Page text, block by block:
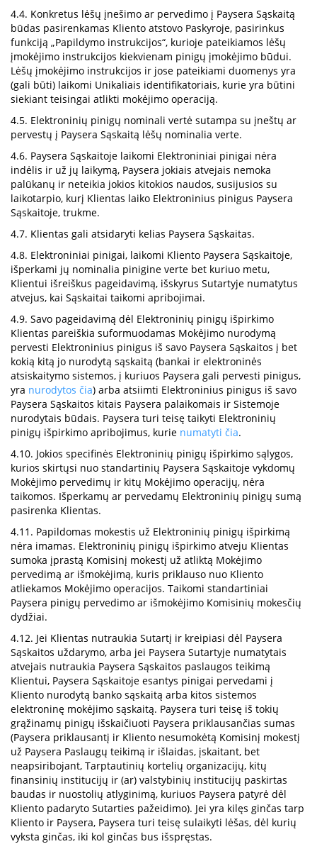
4.4. Konkretus lėšų įnešimo ar pervedimo į Paysera Sąskaitą
būdas pasirenkamas Kliento atstovo Paskyroje, pasirinkus
funkciją „Papildymo instrukcijos“, kurioje pateikiamos lėšų
įmokėjimo instrukcijos kiekvienam pinigų įmokėjimo būdui.
Lėšų įmokėjimo instrukcijos ir jose pateikiami duomenys yra
(gali būti) laikomi Unikaliais identifikatoriais, kurie yra būtini
siekiant teisingai atlikti mokėjimo operaciją.
4.5. Elektroninių pinigų nominali vertė sutampa su įneštų ar
pervestų į Paysera Sąskaitą lėšų nominalia verte.
4.6. Paysera Sąskaitoje laikomi Elektroniniai pinigai nėra
indėlis ir už jų laikymą, Paysera jokiais atvejais nemoka
palūkanų ir neteikia jokios kitokios naudos, susijusios su
laikotarpio, kurį Klientas laiko Elektroninius pinigus Paysera
Sąskaitoje, trukme.
4.7. Klientas gali atsidaryti kelias Paysera Sąskaitas.
4.8. Elektroniniai pinigai, laikomi Kliento Paysera Sąskaitoje,
išperkami jų nominalia pinigine verte bet kuriuo metu,
Klientui išreiškus pageidavimą, išskyrus Sutartyje numatytus
atvejus, kai Sąskaitai taikomi apribojimai.
4.9. Savo pageidavimą dėl Elektroninių pinigų išpirkimo
Klientas pareiškia suformuodamas Mokėjimo nurodymą
pervesti Elektroninius pinigus iš savo Paysera Sąskaitos į bet
kokią kitą jo nurodytą sąskaitą (bankai ir elektroninės
atsiskaitymo sistemos, į kuriuos Paysera gali pervesti pinigus,
yra nurodytos čia) arba atsiimti Elektroninius pinigus iš savo
Paysera Sąskaitos kitais Paysera palaikomais ir Sistemoje
nurodytais būdais. Paysera turi teisę taikyti Elektroninių
pinigų išpirkimo apribojimus, kurie numatyti čia.
4.10. Jokios specifinės Elektroninių pinigų išpirkimo sąlygos,
kurios skirtųsi nuo standartinių Paysera Sąskaitoje vykdomų
Mokėjimo pervedimų ir kitų Mokėjimo operacijų, nėra
taikomos. Išperkamų ar pervedamų Elektroninių pinigų sumą
pasirenka Klientas.
4.11. Papildomas mokestis už Elektroninių pinigų išpirkimą
nėra imamas. Elektroninių pinigų išpirkimo atveju Klientas
sumoka įprastą Komisinį mokestį už atliktą Mokėjimo
pervedimą ar išmokėjimą, kuris priklauso nuo Kliento
atliekamos Mokėjimo operacijos. Taikomi standartiniai
Paysera pinigų pervedimo ar išmokėjimo Komisinių mokesčių
dydžiai.
4.12. Jei Klientas nutraukia Sutartį ir kreipiasi dėl Paysera
Sąskaitos uždarymo, arba jei Paysera Sutartyje numatytais
atvejais nutraukia Paysera Sąskaitos paslaugos teikimą
Klientui, Paysera Sąskaitoje esantys pinigai pervedami į
Kliento nurodytą banko sąskaitą arba kitos sistemos
elektroninę mokėjimo sąskaitą. Paysera turi teisę iš tokių
grąžinamų pinigų išskaičiuoti Paysera priklausančias sumas
(Paysera priklausantį ir Kliento nesumokėtą Komisinį mokestį
už Paysera Paslaugų teikimą ir išlaidas, įskaitant, bet
neapsiribojant, Tarptautinių kortelių organizacijų, kitų
finansinių institucijų ir (ar) valstybinių institucijų paskirtas
baudas ir nuostolių atlyginimą, kuriuos Paysera patyrė dėl
Kliento padaryto Sutarties pažeidimo). Jei yra kilęs ginčas tarp
Kliento ir Paysera, Paysera turi teisę sulaikyti lėšas, dėl kurių
vyksta ginčas, iki kol ginčas bus išspręstas.